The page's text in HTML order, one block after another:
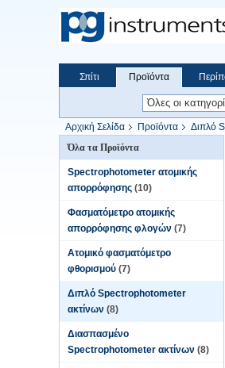
Σπίτι Προϊόντα
Αρχική Σελίδα Προϊόντα Διπλό
Όλα τα Προϊόντα
Spectrophotometer ατομικής
απορρόφησης (10)
Φασματόμετρο ατομικής
απορρόφησης φλογών (7)
Ατομικό φασματόμετρο
φθορισμού (7)
Διπλό Spectrophotometer
ακτίνων (8)
Διασπασμένο
Spectrophotometer ακτίνων (8)